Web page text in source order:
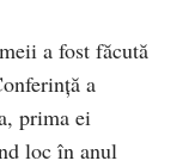
a fost făcută
a
prima ei
loc în anul